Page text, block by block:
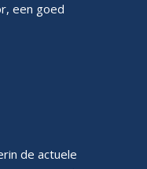
een goed
de actuele